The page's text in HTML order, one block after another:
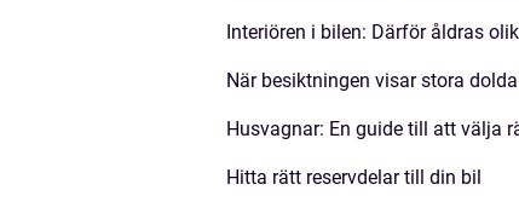
Interiören i bilen: Därför åldras
När besiktningen visar stora
Husvagnar: En guide till att välja
Hitta rätt reservdelar till din bil